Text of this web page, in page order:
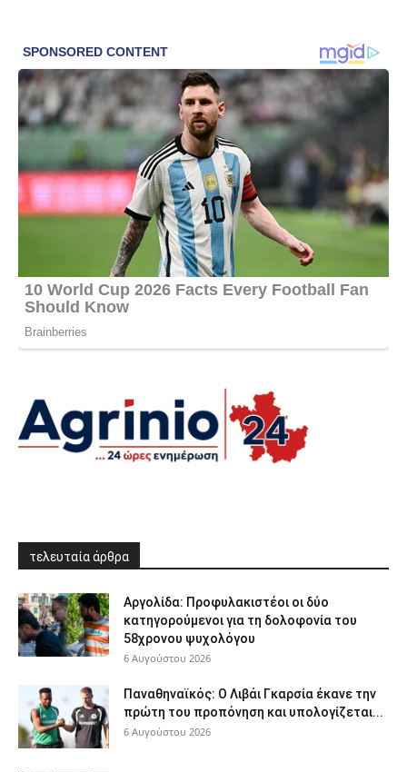
τελευταία άρθρα
Αργολίδα: Προφυλακιστέοι οι δύο
κατηγορούμενοι για τη δολοφονία του
58χρονου ψυχολόγου
6 Αυγούστου 2026
Παναθηναϊκός: Ο Λιβάι Γκαρσία έκανε την
πρώτη του προπόνηση και υπολογίζεται...
6 Αυγούστου 2026